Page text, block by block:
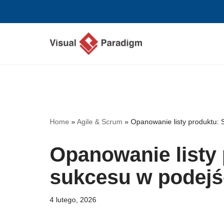
Home »Agile & Scrum » Opanowanie listy produktu:
Opanowanie
sukcesu w
4 lutego, 2026